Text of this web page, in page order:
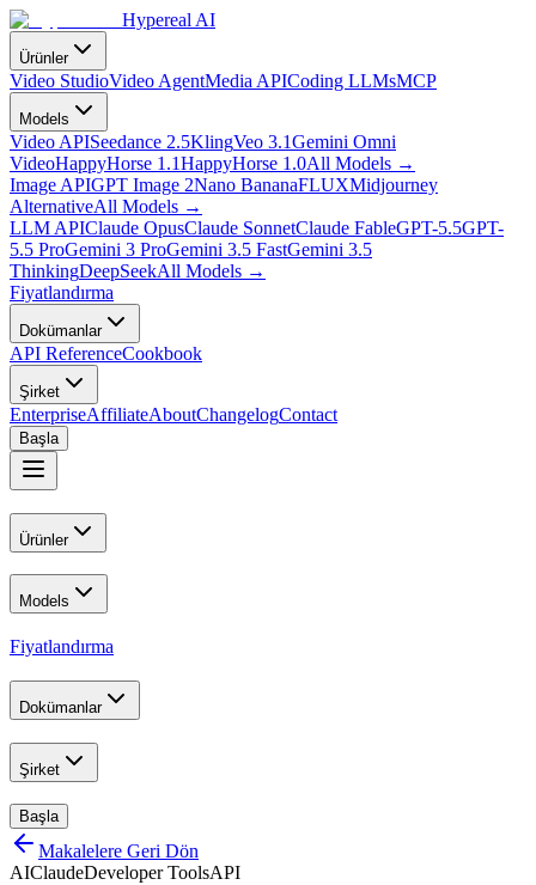
Hypereal AI
Ürünler
Video StudioVideo AgentMedia APICoding LLMsMCP
Models
Video APISeedance 2.5KlingVeo 3.1Gemini Omni
VideoHappyHorse 1.1HappyHorse 1.0All Models →
Image APIGPT Image 2Nano BananaFLUXMidjourney
AlternativeAll Models →
LLM APIClaude OpusClaude SonnetClaude FableGPT-5.5GPT-
5.5 ProGemini 3 ProGemini 3.5 FastGemini 3.5
ThinkingDeepSeekAll Models →
Fiyatlandırma
Dokümanlar
API ReferenceCookbook
Şirket
EnterpriseAffiliateAboutChangelogContact
Başla
Ürünler
Models
Fiyatlandırma
Dokümanlar
Şirket
Başla
Makalelere Geri Dön
AIClaudeDeveloper ToolsAPI